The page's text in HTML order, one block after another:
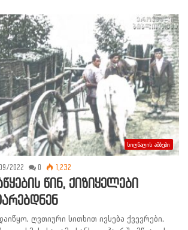
სიღნაღის ამბები
2022 0 1,232
წინ, ქიზიყელები
ღვთიური სითხით ივსება ქვევრები,